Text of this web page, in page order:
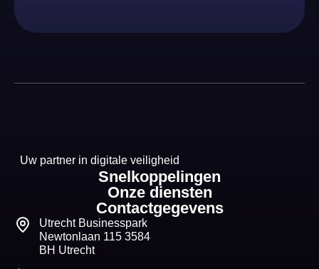
Uw partner in digitale veiligheid
Snelkoppelingen
Onze diensten
Contactgegevens
Utrecht Businesspark
Newtonlaan 115 3584
BH Utrecht